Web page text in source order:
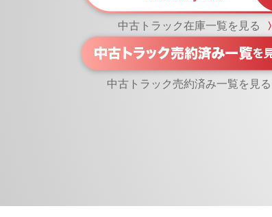
中古トラック在庫一覧を見る 〉
中古トラック売約済み一覧を見る